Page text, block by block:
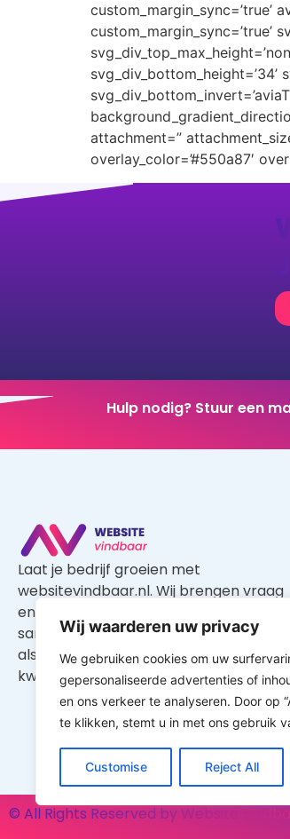
Wij waarderen uw privacy
We gebruiken cookies om uw
gepersonaliseerde advertenties of
en ons verkeer te analyseren. Door op
te klikken, stemt u in met ons gebruik
Customise Reject All
custom_margin_sync=’true’
custom_margin_sync=’true’
svg_div_bottom_height=’34’
attachment=”
overlay_color=’#550a87′
Hulp nodig? Stuur een
Laat je bedrijf groeien met
websitevindbaar.nl. Wij brengen vraag
en aanbod op een gerichte manier
samen, waardoor je zowel als klant en
als aannemer profiteert van een
kwalitatief goed aanbod.
© All Rights Reserved by Website